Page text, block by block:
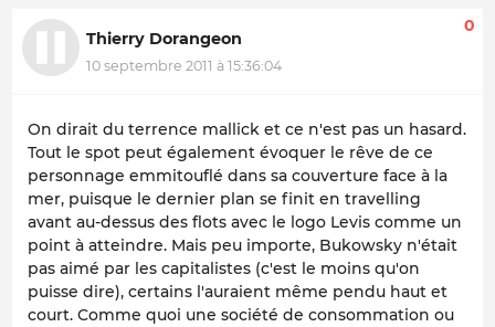
Thierry Dorangeon
10 septembre 2011 à 15:36:04
0
On dirait du terrence mallick et ce n'est pas un hasard.
Tout le spot peut également évoquer le rêve de ce
personnage emmitouflé dans sa couverture face à la
mer, puisque le dernier plan se finit en travelling
avant au-dessus des flots avec le logo Levis comme un
point à atteindre. Mais peu importe, Bukowsky n'était
pas aimé par les capitalistes (c'est le moins qu'on
puisse dire), certains l'auraient même pendu haut et
court. Comme quoi une société de consommation ou